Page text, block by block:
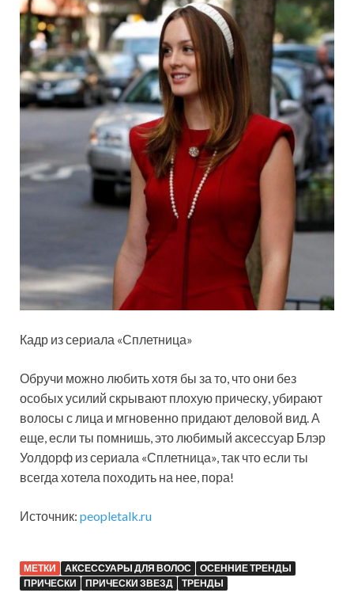
Кадр из сериала «Сплетница»
Обручи можно любить хотя бы за то, что они без
особых усилий скрывают плохую прическу, убирают
волосы с лица и мгновенно придают деловой вид. А
еще, если ты помнишь, это любимый аксессуар Блэр
Уолдорф из сериала «Сплетница», так что если ты
всегда хотела походить на нее, пора!
Источник: peopletalk.ru
МЕТКИ АКСЕССУАРЫ ДЛЯ ВОЛОС
ОСЕННИЕ ТРЕНДЫ
ПРИЧЕСКИ
ПРИЧЕСКИ ЗВЕЗД ТРЕНДЫ